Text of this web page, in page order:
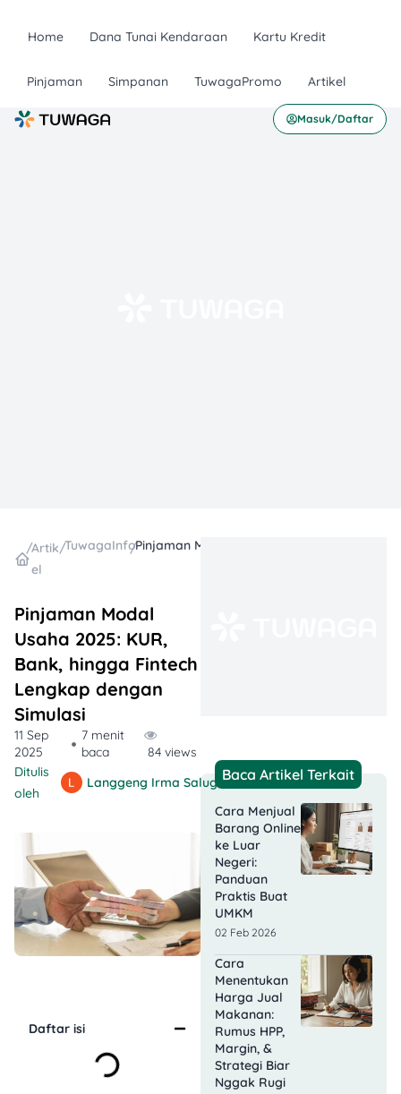
Home Dana Tunai Kendaraan Kartu Kredit
Pinjaman Simpanan TuwagaPromo Artikel
Masuk/Daftar
/Artik
el
/TuwagaInfo
/
Pinjaman Modal
Usaha 2025: KUR,
Bank, hingga Fintech
Lengkap dengan
Simulasi
11 Sep
2025
7 menit
baca
84 views
Ditulis
oleh
Langgeng Irma Salugiasih
Daftar isi
Baca Artikel Terkait
Cara Menjual
Barang Online
ke Luar
Negeri:
Panduan
Praktis Buat
UMKM
02 Feb 2026
Cara
Menentukan
Harga Jual
Makanan:
Rumus HPP,
Margin, &
Strategi Biar
Nggak Rugi